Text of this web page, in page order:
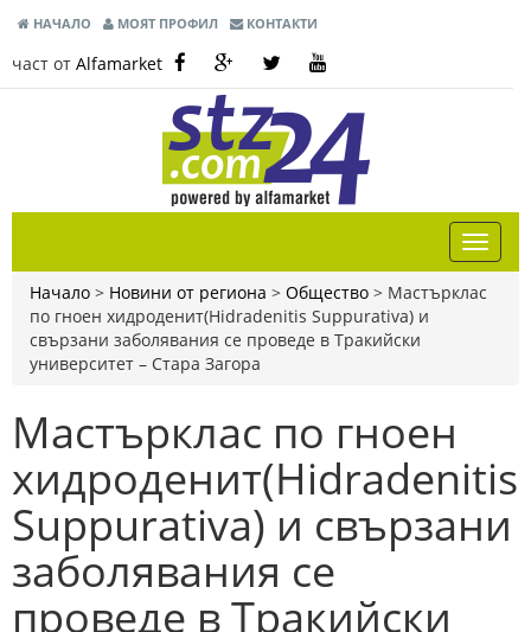
НАЧАЛО МОЯТ ПРОФИЛ КОНТАКТИ
част от Alfamarket
Начало > Новини от региона > Общество > Мастърклас
по гноен хидроденит(Hidradenitis Suppurativa) и
свързани заболявания се проведе в Тракийски
университет – Стара Загора
Мастърклас по гноен
хидроденит(Hidradenitis
Suppurativa) и свързани
заболявания се
проведе в Тракийски